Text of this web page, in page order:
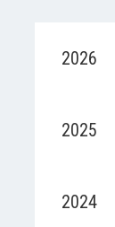
2026
2025
2024